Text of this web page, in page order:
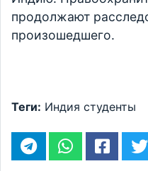
продолжают
произошедшего.
Теги: Индия студенты